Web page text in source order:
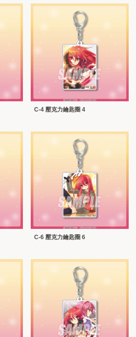
C-4 壓克力鑰匙圈 4
C-6 壓克力鑰匙圈 6